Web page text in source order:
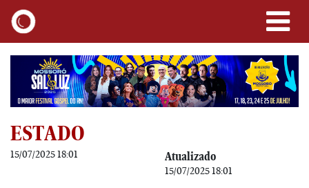
ESTADO
15/07/2025 18:01 Atualizado
15/07/2025 18:01